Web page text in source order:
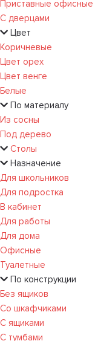
Приставные офисные
С дверцами
Цвет
Коричневые
Цвет орех
Цвет венге
Белые
По материалу
Из сосны
Под дерево
Столы
Назначение
Для школьников
Для подростка
В кабинет
Для работы
Для дома
Офисные
Туалетные
По конструкции
Без ящиков
Со шкафчиками
С ящиками
С тумбами